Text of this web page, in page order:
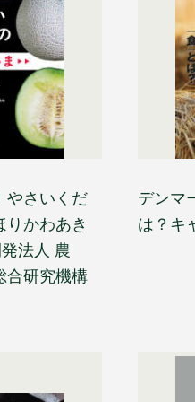
やさいくだ
りかわあき
法人 農
合研究機構
デンマ
は？キ